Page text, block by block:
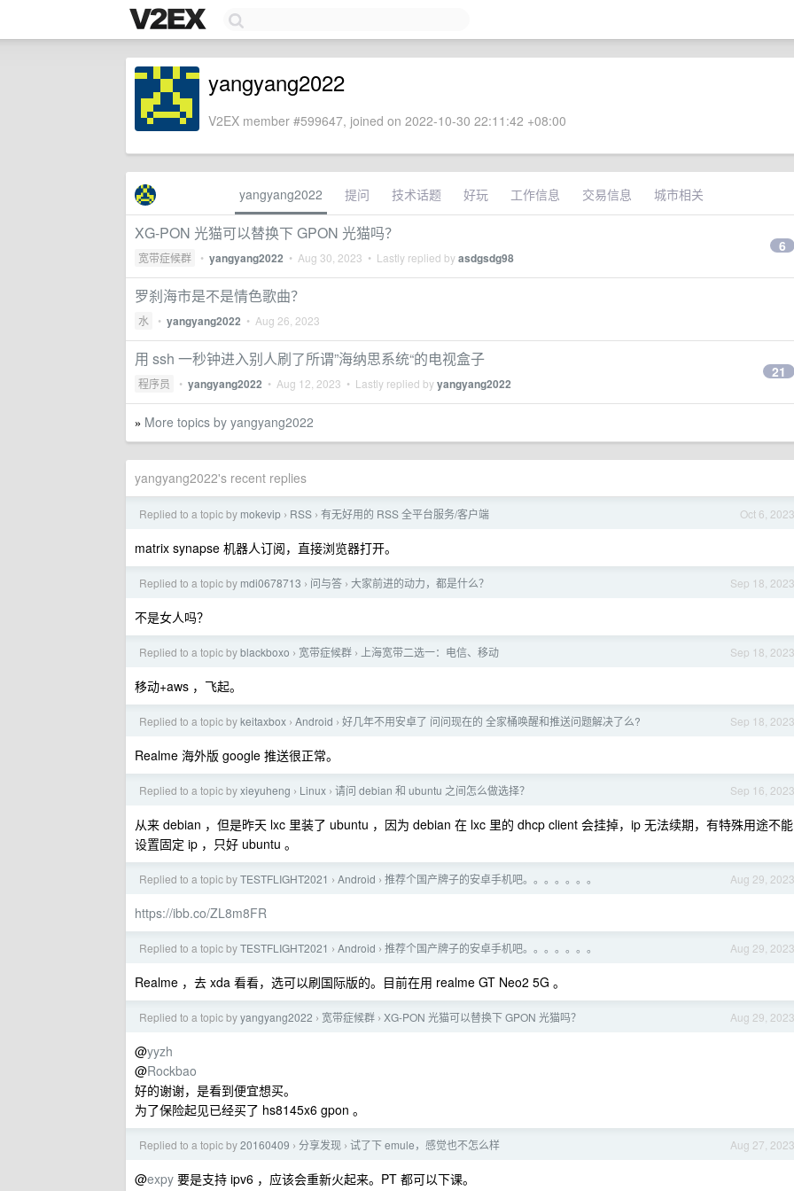
yangyang2022
V2EX member #599647, joined on 2022-10-30 22:11:42 +08:00
yangyang2022 提问 技术话题 好玩 工作信息 交易信息 城市相关
XG-PON 光猫可以替换下 GPON 光猫吗？
宽带症候群 • yangyang2022 • Aug 30, 2023 • Lastly replied byasdgsdg98
6
罗刹海市是不是情色歌曲？
水 • yangyang2022 • Aug 26, 2023
用 ssh 一秒钟进入别人刷了所谓”海纳思系统“的电视盒子
程序员 • yangyang2022 • Aug 12, 2023 • Lastly replied byyangyang2022
21
» More topics by yangyang2022
yangyang2022's recent replies
Oct 6, 2023
Replied to a topic by mokevip › RSS › 有无好用的 RSS 全平台服务/客户端
matrix synapse 机器人订阅，直接浏览器打开。
Sep 18, 2023
Replied to a topic by mdi0678713 › 问与答 › 大家前进的动力，都是什么？
不是女人吗？
Sep 18, 2023
Replied to a topic byblackboxo › 宽带症候群 › 上海宽带二选一：电信、移动
移动+aws ，飞起。
Sep 18, 2023
Replied to a topic bykeitaxbox › Android › 好几年不用安卓了 问问现在的 全家桶唤醒和推送问题解决了么?
Realme 海外版 google 推送很正常。
Sep 16, 2023
Replied to a topic byxieyuheng › Linux › 请问 debian 和 ubuntu 之间怎么做选择？
从来 debian ，但是昨天 lxc 里装了 ubuntu ，因为 debian 在 lxc 里的 dhcp client 会挂掉，ip 无法续期，有特殊用途不能
设置固定 ip ，只好 ubuntu 。
Aug 29, 2023
Replied to a topic byTESTFLIGHT2021 › Android › 推荐个国产牌子的安卓手机吧。。。。。。。
https://ibb.co/ZL8m8FR
Aug 29, 2023
Replied to a topic byTESTFLIGHT2021 › Android › 推荐个国产牌子的安卓手机吧。。。。。。。
Realme ，去 xda 看看，选可以刷国际版的。目前在用 realme GT Neo2 5G 。
Aug 29, 2023
Replied to a topic byyangyang2022 › 宽带症候群 › XG-PON 光猫可以替换下 GPON 光猫吗？
@yyzh
@Rockbao
好的谢谢，是看到便宜想买。
为了保险起见已经买了 hs8145x6 gpon 。
Aug 27, 2023
Replied to a topic by20160409 › 分享发现 › 试了下 emule，感觉也不怎么样
@expy 要是支持 ipv6 ，应该会重新火起来。PT 都可以下课。